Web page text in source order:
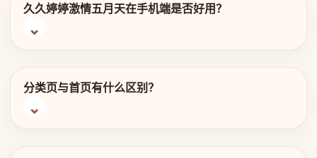
久久婷婷激情五月天在手机端是否好用？
分类页与首页有什么区别？